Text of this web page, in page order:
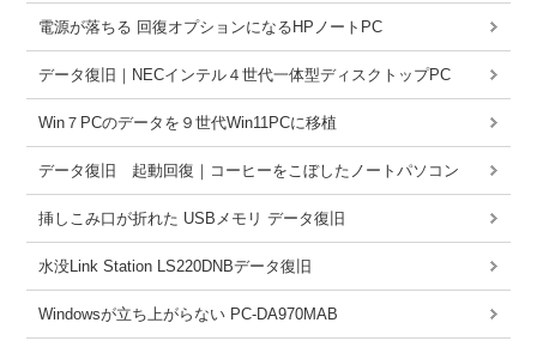
電源が落ちる 回復オプションになるHPノートPC
データ復旧｜NECインテル４世代一体型ディスクトップPC
Win７PCのデータを９世代Win11PCに移植
データ復旧 起動回復｜コーヒーをこぼしたノートパソコン
挿しこみ口が折れた USBメモリ データ復旧
水没Link Station LS220DNBデータ復旧
Windowsが立ち上がらない PC-DA970MAB